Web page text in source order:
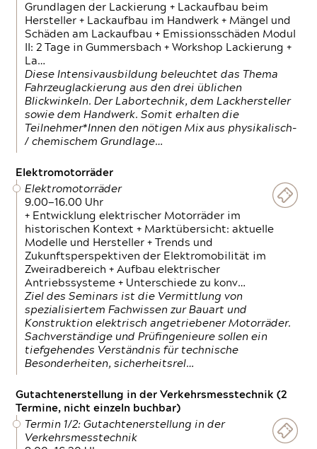
Grundlagen der Lackierung + Lackaufbau beim
Hersteller + Lackaufbau im Handwerk + Mängel und
Schäden am Lackaufbau + Emissionsschäden Modul
II: 2 Tage in Gummersbach + Workshop Lackierung +
La…
Diese Intensivausbildung beleuchtet das Thema
Fahrzeuglackierung aus den drei üblichen
Blickwinkeln. Der Labortechnik, dem Lackhersteller
sowie dem Handwerk. Somit erhalten die
Teilnehmer*Innen den nötigen Mix aus physikalisch-
/ chemischem Grundlage…
Elektromotorräder
Elektromotorräder
9.00—16.00 Uhr
+ Entwicklung elektrischer Motorräder im
historischen Kontext + Marktübersicht: aktuelle
Modelle und Hersteller + Trends und
Zukunftsperspektiven der Elektromobilität im
Zweiradbereich + Aufbau elektrischer
Antriebssysteme + Unterschiede zu konv…
Ziel des Seminars ist die Vermittlung von
spezialisiertem Fachwissen zur Bauart und
Konstruktion elektrisch angetriebener Motorräder.
Sachverständige und Prüfingenieure sollen ein
tiefgehendes Verständnis für technische
Besonderheiten, sicherheitsrel…
Gutachtenerstellung in der Verkehrsmesstechnik (2
Termine, nicht einzeln buchbar)
Termin 1/2: Gutachtenerstellung in der
Verkehrsmesstechnik